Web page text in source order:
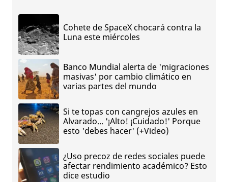
Cohete de SpaceX chocará contra la
Luna este miércoles
Banco Mundial alerta de 'migraciones
masivas' por cambio climático en
varias partes del mundo
Si te topas con cangrejos azules en
Alvarado... '¡Alto! ¡Cuidado!' Porque
esto 'debes hacer' (+Video)
¿Uso precoz de redes sociales puede
afectar rendimiento académico? Esto
dice estudio